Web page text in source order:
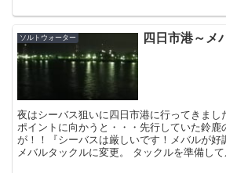
ソルトウォーター 四日市港～メ
夜はシーバス狙いに四日市港に行ってきまし
ポイントに向かうと・・・先行していた鈴鹿
が！！『シーバスは厳しいです！メバルが好
メバルタックルに変更。 タックルを準備して